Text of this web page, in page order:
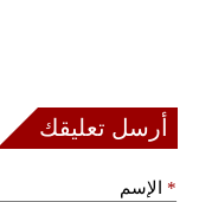
أرسل تعليقك
الإسم *